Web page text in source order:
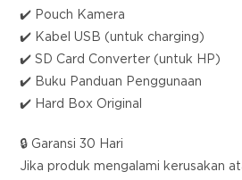
✔️ Pouch Kamera
✔️ Kabel USB (untuk charging)
✔️ SD Card Converter (untuk HP)
✔️ Buku Panduan Penggunaan
✔️ Hard Box Original
🔒 Garansi 30 Hari
Jika produk mengalami kerusakan